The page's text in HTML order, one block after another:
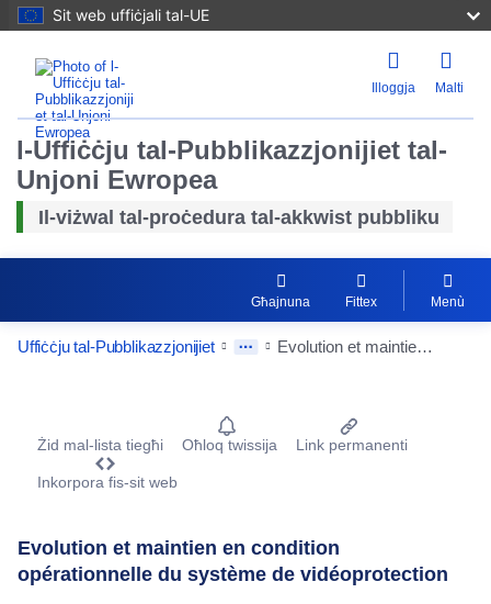
Sit web uffiċjali tal-UE
Illoggja Malti
l-Uffiċċju tal-Pubblikazzjonijiet tal-
Unjoni Ewropea
Il-viżwal tal-proċedura tal-akkwist pubbliku
Għajnuna Fittex Menù
Uffiċċju tal-Pubblikazzjonijiet Evolution et maintien en condition opérationnelle du système de vidéoprotection
Procurement Detail Actions Portlet
Żid mal-lista tiegħi Oħloq twissija Link permanenti
Inkorpora fis-sit web
Evolution et maintien en condition
opérationnelle du système de vidéoprotection